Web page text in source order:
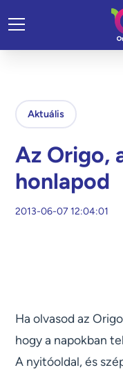
Aktuális
Az Origo,
honlapod
2013-06-07 12:04:01
Ha olvasod az
hogy a napokban
A nyitóoldal, és